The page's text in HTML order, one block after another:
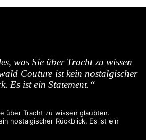
was Sie über Tracht zu wissen
Couture ist kein nostalgischer
Es ist ein Statement.“
über Tracht zu wissen glaubten.
nostalgischer Rückblick. Es ist ein